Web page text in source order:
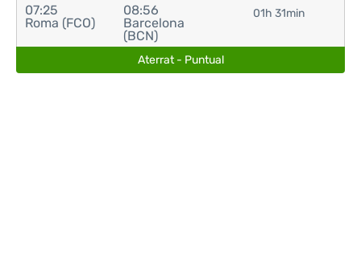
07:25
Roma (FCO)
08:56
Barcelona
(BCN)
01h 31min
Aterrat - Puntual